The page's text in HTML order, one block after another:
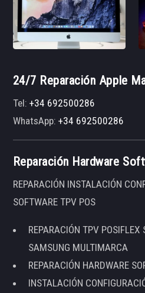
24/7 Reparación Apple
Tel:+34 692500286
WhatsApp:+34 692500286
Reparación Hardware
REPARACIÓN INSTALACIÓN
SOFTWARE TPV POS
REPARACIÓN TPV
SAMSUNG MULTIMARCA
REPARACIÓN HARDWARE
INSTALACIÓN